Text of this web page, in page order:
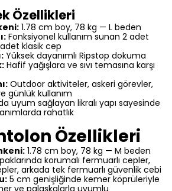
Özellikleri
1.78 cm boy, 78 kg — L beden
Fonksiyonel kullanım sunan 2 adet
klasik cep
Yüksek dayanımlı Ripstop dokuma
Hafif yağışlara ve sıvı temasına karşı
Outdoor aktiviteler, askeri görevler,
günlük kullanım
uyum sağlayan likralı yapı sayesinde
rahatlık
Özellikleri
1.78 cm boy, 78 kg — M beden
korumalı fermuarlı cepler,
arkada tek fermuarlı güvenlik cebi
5 cm genişliğinde kemer köprüleriyle
ve palaskalarla uyumlu